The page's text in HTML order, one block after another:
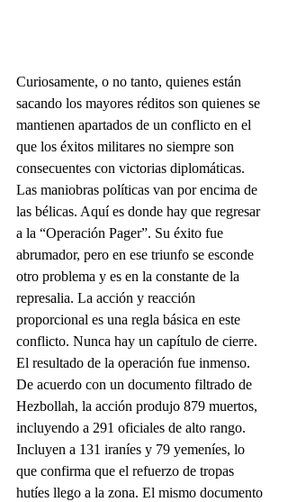
Curiosamente, o no tanto, quienes están
sacando los mayores réditos son quienes se
mantienen apartados de un conflicto en el
que los éxitos militares no siempre son
consecuentes con victorias diplomáticas.
Las maniobras políticas van por encima de
las bélicas. Aquí es donde hay que regresar
a la “Operación Pager”. Su éxito fue
abrumador, pero en ese triunfo se esconde
otro problema y es en la constante de la
represalia. La acción y reacción
proporcional es una regla básica en este
conflicto. Nunca hay un capítulo de cierre.
El resultado de la operación fue inmenso.
De acuerdo con un documento filtrado de
Hezbollah, la acción produjo 879 muertos,
incluyendo a 291 oficiales de alto rango.
Incluyen a 131 iraníes y 79 yemeníes, lo
que confirma que el refuerzo de tropas
hutíes llego a la zona. El mismo documento